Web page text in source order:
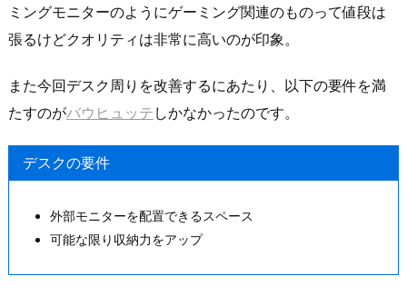
ミングモニターのようにゲーミング関連のものって値段は
張るけどクオリティは非常に高いのが印象。
また今回デスク周りを改善するにあたり、以下の要件を満
たすのがバウヒュッテ しかなかったのです。
デスクの要件
外部モニターを配置できるスペース
可能な限り収納力をアップ